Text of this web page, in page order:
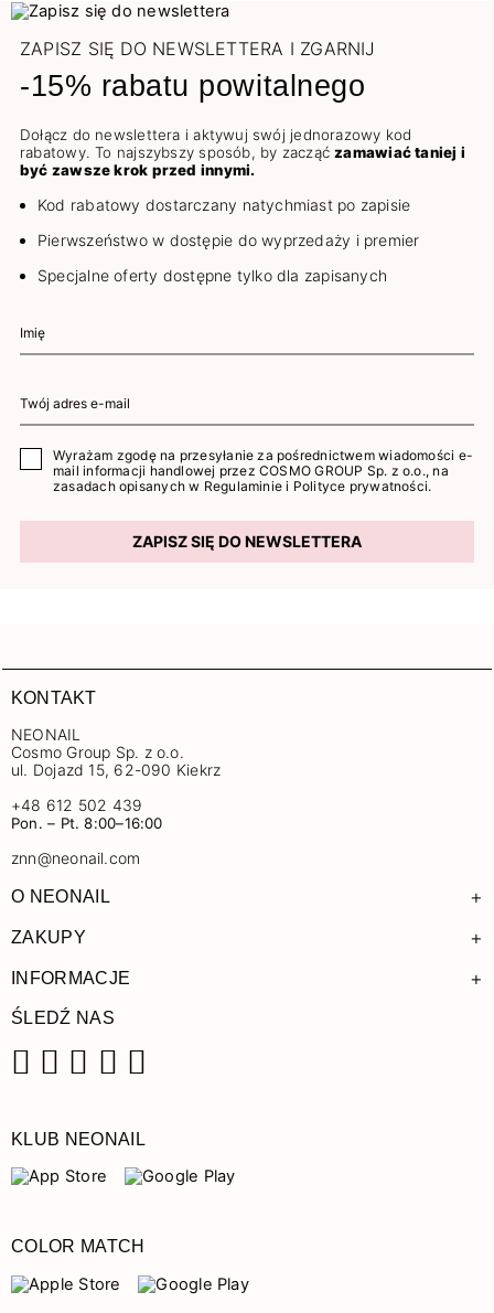
ZAPISZ SIĘ DO NEWSLETTERA I ZGARNIJ
-15% rabatu powitalnego
Dołącz do newslettera i aktywuj swój jednorazowy kod
rabatowy. To najszybszy sposób, by zacząćzamawiać taniej i
być zawsze krok przed innymi.
Kod rabatowy dostarczany natychmiast po zapisie
Pierwszeństwo w dostępie do wyprzedaży i premier
Specjalne oferty dostępne tylko dla zapisanych
Wyrażam zgodę na przesyłanie za pośrednictwem wiadomości e-
mail informacji handlowej przez COSMO GROUP Sp. z o.o., na
zasadach opisanych w Regulaminie i Polityce prywatności.
ZAPISZ SIĘ DO NEWSLETTERA
KONTAKT
NEONAIL
Cosmo Group Sp. z o.o.
ul. Dojazd 15, 62-090 Kiekrz
+48 612 502 439
Pon. – Pt. 8:00–16:00
znn@neonail.com
O NEONAIL +
ZAKUPY +
INFORMACJE +
ŚLEDŹ NAS
KLUB NEONAIL
COLOR MATCH